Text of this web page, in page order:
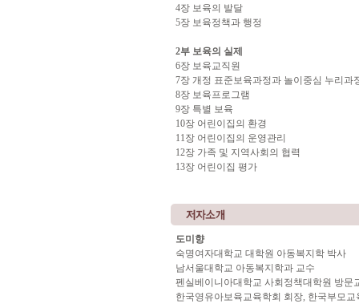
4장 보육의 발달
5장 보육정책과 행정
2부 보육의 실제
6장 보육교직원
7장 개정 표준보육과정과 놀이중심 누리과
8장 보육프로그램
9장 특별 보육
10장 어린이집의 환경
11장 어린이집의 운영관리
12장 가족 및 지역사회의 협력
13장 어린이집 평가
도미향
숙명여자대학교 대학원 아동복지학 박사
남서울대학교 아동복지학과 교수
펜실베이니아대학교 사회정책대학원 방문
한국영유아보육교육학회 회장, 한국부모교